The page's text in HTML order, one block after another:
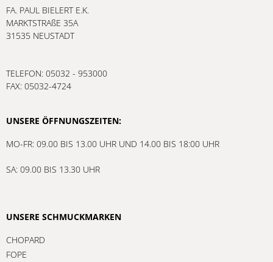
FA. PAUL BIELERT E.K.
MARKTSTRAßE 35A
31535 NEUSTADT
TELEFON: 05032 - 953000
FAX: 05032-4724
UNSERE ÖFFNUNGSZEITEN:
MO-FR: 09.00 BIS 13.00 UHR UND 14.00 BIS 18:00 UHR
SA: 09.00 BIS 13.30 UHR
UNSERE SCHMUCKMARKEN
CHOPARD
FOPE